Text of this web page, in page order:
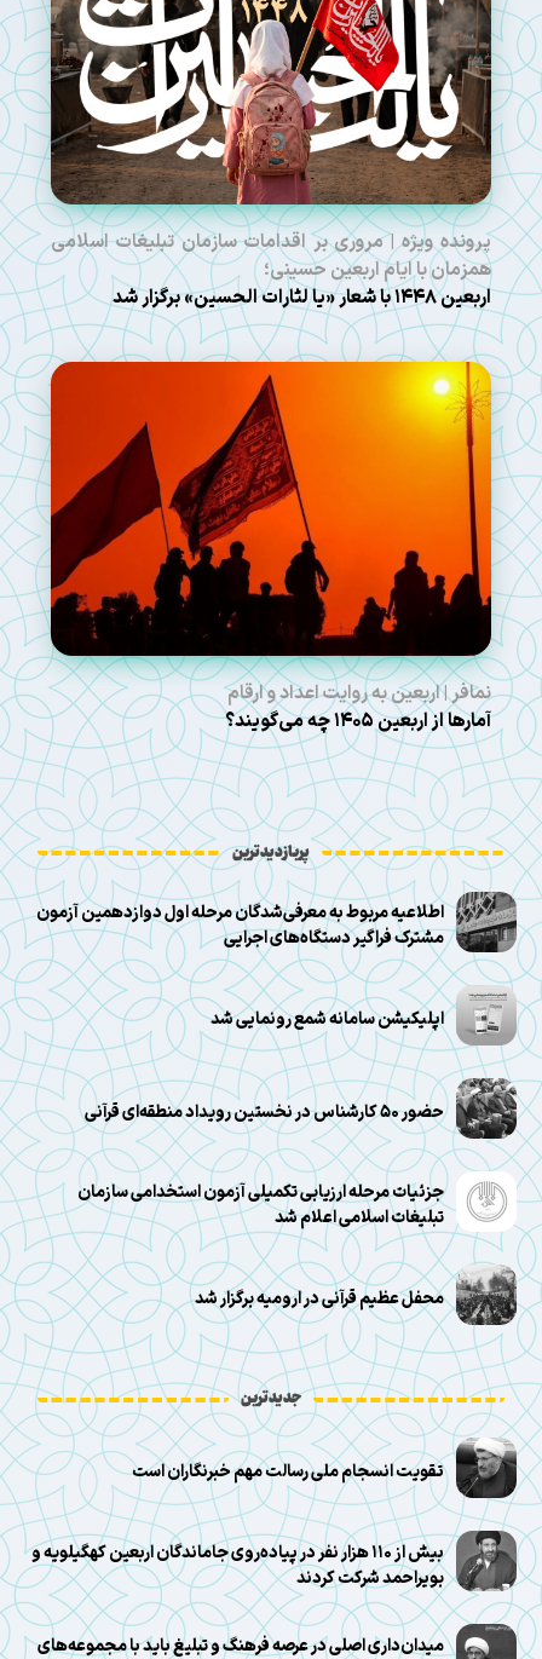
پرونده ویژه | مروری بر اقدامات سازمان تبلیغات اسلامی
همزمان با ایام اربعین حسینی؛
اربعین ۱۴۴۸ با شعار «یا لثارات الحسین» برگزار شد
نمافر | اربعین به روایت اعداد و ارقام
آمارها از اربعین ۱۴۰۵ چه می‌گویند؟
پربازدیدترین
اطلاعیه مربوط به معرفی‌شدگان مرحله اول دوازدهمین آزمون
مشترک فراگیر دستگاه‌های اجرایی
اپلیکیشن سامانه شمع رونمایی شد
حضور ۵۰ کارشناس در نخستین رویداد منطقه‌ای قرآنی
جزئیات مرحله ارزیابی تکمیلی آزمون استخدامی سازمان
تبلیغات اسلامی اعلام شد
محفل عظیم قرآنی در ارومیه برگزار شد
جدیدترین
تقویت انسجام ملی رسالت مهم خبرنگاران است
بیش از ۱۱۰ هزار نفر در پیاده‌روی جاماندگان اربعین کهگیلویه و
بویراحمد شرکت کردند
میدان‌داری اصلی در عرصه فرهنگ و تبلیغ باید با مجموعه‌های